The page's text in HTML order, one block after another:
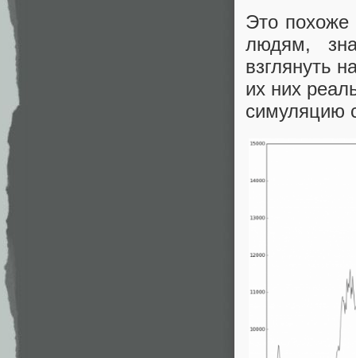
Это похоже
людям,
взглянуть
их них
симуляцию